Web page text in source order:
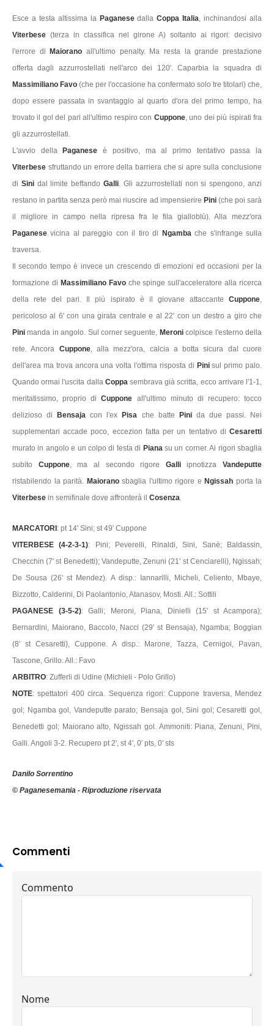
Esce a testa altissima la PaganesedallaCoppa Italia, inchinandosi alla
Viterbese (terza in classifica nel girone A) soltanto ai rigori: decisivo
l'errore di
Maioranoall'ultimo penalty. Ma resta la grande prestazione
offerta dagli azzurrostellati nell'arco dei 120'. Caparbia la squadra di
Massimiliano Favo (che per l'occasione ha confermato solo tre titolari) che,
dopo essere passata in svantaggio al quarto d'ora del primo tempo, ha
trovato il gol del pari all'ultimo respiro con Cuppone, uno dei più ispirati fra
gli azzurrostellati.
L'avvio della
Paganeseè positivo, ma al primo tentativo passa la
Viterbese sfruttando un errore della barriera che si apre sulla conclusione
di Sini dal limite beffandoGalli. Gli azzurrostellati non si spengono, anzi
restano in partita senza però mai riuscire ad impensierire Pini (che poi sarà
il migliore in campo nella ripresa fra le fila gialloblù). Alla mezz'ora
Paganesevicina al pareggio con il tiro di Ngambache s'infrange sulla
traversa.
Il secondo tempo è invece un crescendo di emozioni ed occasioni per la
formazione di Massimiliano Favoche spinge sull'acceleratore alla ricerca
della rete del pari. Il più ispirato è il giovane attaccante Cuppone,
pericoloso al 6' con una girata centrale e al 22' con un destro a giro che
Pinimanda in angolo. Sul corner seguente, Meronicolpisce l'esterno della
rete. Ancora Cuppone, alla mezz'ora, calcia a botta sicura dal cuore
dell'area ma trova ancora una volta l'ottima risposta di Pinisul primo palo.
Quando ormai l'uscita dalla Coppasembrava già scritta, ecco arrivare l'1-1,
meritatissimo, proprio diCuppone all'ultimo minuto di recupero: tocco
delizioso di
Bensajacon l'ex Pisa che batte Pini da due passi. Nei
supplementari accade poco, eccezion fatta per un tentativo di Cesaretti
murato in angolo e un colpo di testa di Pianasu un corner. Ai rigori sbaglia
subito Cuppone, ma al secondo rigore Galliipnotizza Vandeputte
ristabilendo la parità. Maiorano sbaglia l'ultimo rigore e Ngissah porta la
Viterbese in semifinale dove affronterà il Cosenza.
MARCATORI : pt 14' Sini; st 49' Cuppone
VITERBESE (4-2-3-1): Pini; Peverelli, Rinaldi, Sini, Sanè; Baldassin,
Checchin (7' st Benedetti); Vandeputte, Zenuni (21' st Cenciarelli), Ngissah;
De Sousa (26' st Mendez). A disp.: Iannarilli, Micheli, Celiento, Mbaye,
Bizzotto, Calderini, Di Paolantonio, Atanasov, Mosti. All.: Sottili
PAGANESE (3-5-2): Galli; Meroni, Piana, Dinielli (15' st Acampora);
Bernardini, Maiorano, Baccolo, Nacci (29' st Bensaja), Ngamba; Boggian
(8' st Cesaretti), Cuppone. A disp.: Marone, Tazza, Cernigoi, Pavan,
Tascone, Grillo. All.: Favo
ARBITRO: Zufferli di Udine (Michieli - Polo Grillo)
NOTE: spettatori 400 circa. Sequenza rigori: Cuppone traversa, Mendez
gol; Ngamba gol, Vandeputte parato; Bensaja gol, Sini gol; Cesaretti gol,
Benedetti gol; Maiorano alto, Ngissah gol. Ammoniti: Piana, Zenuni, Pini,
Galli. Angoli 3-2. Recupero pt 2', st 4', 0' pts, 0' sts
Danilo Sorrentino
© Paganesemania - Riproduzione riservata
Commenti